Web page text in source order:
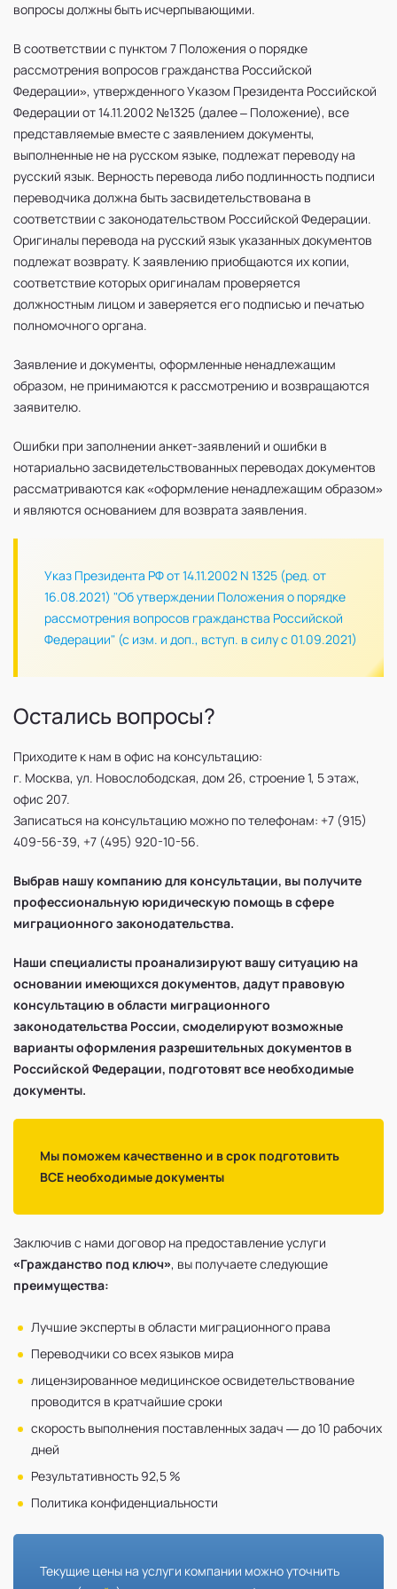
вопросы должны быть исчерпывающими.
В соответствии с пунктом 7 Положения о порядке
рассмотрения вопросов гражданства Российской
Федерации», утвержденного Указом Президента Российской
Федерации от 14.11.2002 №1325 (далее – Положение), все
представляемые вместе с заявлением документы,
выполненные не на русском языке, подлежат переводу на
русский язык. Верность перевода либо подлинность подписи
переводчика должна быть засвидетельствована в
соответствии с законодательством Российской Федерации.
Оригиналы перевода на русский язык указанных документов
подлежат возврату. К заявлению приобщаются их копии,
соответствие которых оригиналам проверяется
должностным лицом и заверяется его подписью и печатью
полномочного органа.
Заявление и документы, оформленные ненадлежащим
образом, не принимаются к рассмотрению и возвращаются
заявителю.
Ошибки при заполнении анкет-заявлений и ошибки в
нотариально засвидетельствованных переводах документов
рассматриваются как «оформление ненадлежащим образом»
и являются основанием для возврата заявления.
Указ Президента РФ от 14.11.2002 N 1325 (ред. от
16.08.2021) "Об утверждении Положения о порядке
рассмотрения вопросов гражданства Российской
Федерации" (с изм. и доп., вступ. в силу с 01.09.2021)
Остались вопросы?
Приходите к нам в офис на консультацию:
г. Москва, ул. Новослободская, дом 26, строение 1, 5 этаж,
офис 207.
Записаться на консультацию можно по телефонам: +7 (915)
409-56-39, +7 (495) 920-10-56.
Выбрав нашу компанию для консультации, вы получите
профессиональную юридическую помощь в сфере
миграционного законодательства.
Наши специалисты проанализируют вашу ситуацию на
основании имеющихся документов, дадут правовую
консультацию в области миграционного
законодательства России, смоделируют возможные
варианты оформления разрешительных документов в
Российской Федерации, подготовят все необходимые
документы.
Мы поможем качественно и в срок подготовить
ВСЕ необходимые документы
Заключив с нами договор на предоставление услуги
«Гражданство под ключ», вы получаете следующие
преимущества:
Лучшие эксперты в области миграционного права
Переводчики со всех языков мира
лицензированное медицинское освидетельствование
проводится в кратчайшие сроки
скорость выполнения поставленных задач — до 10 рабочих
дней
Результативность 92,5 %
Политика конфиденциальности
Текущие цены на услуги компании можно уточнить